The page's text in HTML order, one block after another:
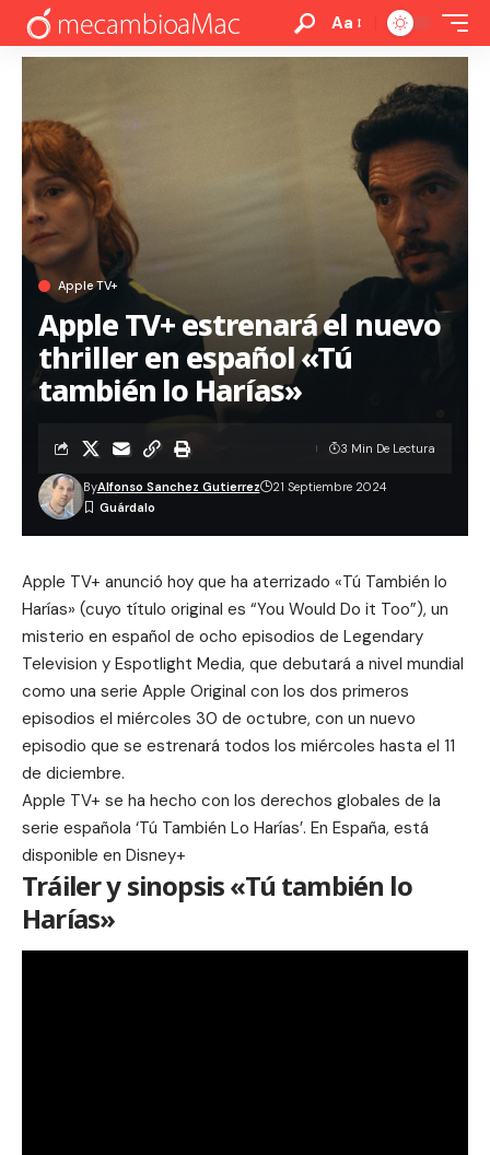
Aa
Apple TV+
Apple TV+ estrenará el nuevo
thriller en español «Tú
también lo Harías»
ByAlfonso Sanchez Gutierrez 21 Septiembre 2024
3 Min De Lectura
Apple TV+ anunció hoy que ha aterrizado «Tú También lo
Harías» (cuyo título original es “You Would Do it Too”), un
misterio en español de ocho episodios de Legendary
Television y Espotlight Media, que debutará a nivel mundial
como una serie Apple Original con los dos primeros
episodios el miércoles 30 de octubre, con un nuevo
episodio que se estrenará todos los miércoles hasta el 11
de diciembre.
Apple TV+ se ha hecho con los derechos globales de la
serie española ‘Tú También Lo Harías’. En España, está
disponible en Disney+
Tráiler y sinopsis «Tú también lo
Harías»